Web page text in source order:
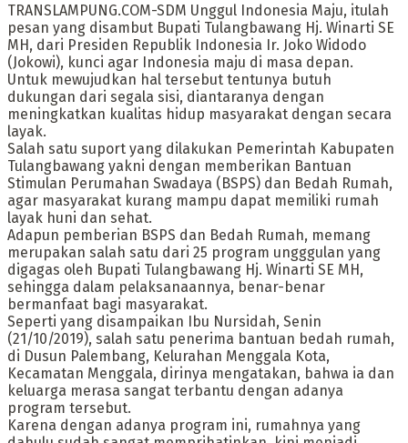
TRANSLAMPUNG.COM-SDM Unggul Indonesia Maju, itulah
pesan yang disambut Bupati Tulangbawang Hj. Winarti SE
MH, dari Presiden Republik Indonesia Ir. Joko Widodo
(Jokowi), kunci agar Indonesia maju di masa depan.
Untuk mewujudkan hal tersebut tentunya butuh
dukungan dari segala sisi, diantaranya dengan
meningkatkan kualitas hidup masyarakat dengan secara
layak.
Salah satu suport yang dilakukan Pemerintah Kabupaten
Tulangbawang yakni dengan memberikan Bantuan
Stimulan Perumahan Swadaya (BSPS) dan Bedah Rumah,
agar masyarakat kurang mampu dapat memiliki rumah
layak huni dan sehat.
Adapun pemberian BSPS dan Bedah Rumah, memang
merupakan salah satu dari 25 program ungggulan yang
digagas oleh Bupati Tulangbawang Hj. Winarti SE MH,
sehingga dalam pelaksanaannya, benar-benar
bermanfaat bagi masyarakat.
Seperti yang disampaikan Ibu Nursidah, Senin
(21/10/2019), salah satu penerima bantuan bedah rumah,
di Dusun Palembang, Kelurahan Menggala Kota,
Kecamatan Menggala, dirinya mengatakan, bahwa ia dan
keluarga merasa sangat terbantu dengan adanya
program tersebut.
Karena dengan adanya program ini, rumahnya yang